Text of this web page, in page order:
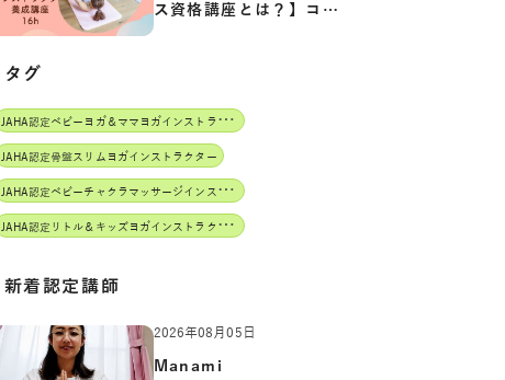
ス資格講座とは？】コア
からカ…
タグ
J
AHA認定ベビーヨガ＆ママヨガインストラクター
JAHA認定骨盤スリムヨガインストラクター
J
AHA認定ベビーチャクラマッサージインストラクター
J
AHA認定リトル＆キッズヨガインストラクター
新着認定講師
2026年08月05日
Manami